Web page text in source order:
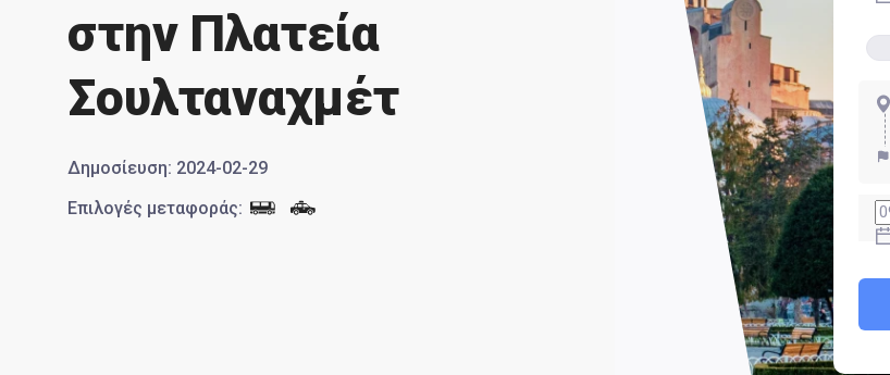
στην Πλατεία
Σουλταναχμέτ
Δημοσίευση: 2024-02-29
Επιλογές μεταφοράς: